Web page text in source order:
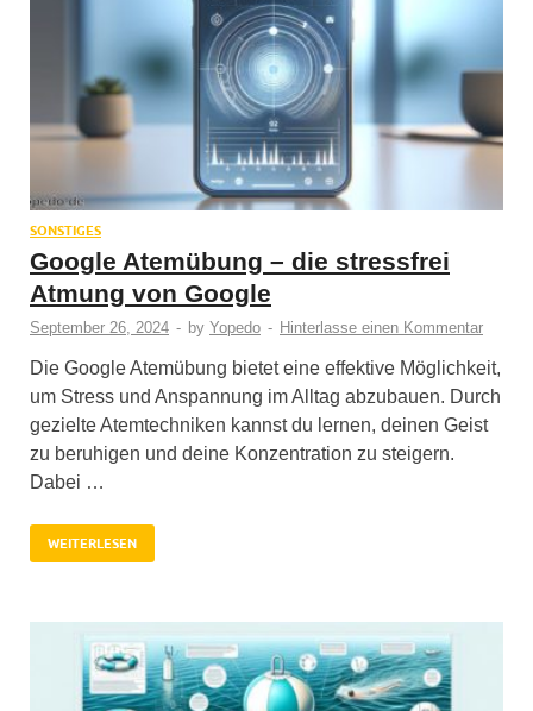
SONSTIGES
Google Atemübung – die stressfrei
Atmung von Google
September 26, 2024 - by Yopedo - Hinterlasse einen Kommentar
Die Google Atemübung bietet eine effektive Möglichkeit,
um Stress und Anspannung im Alltag abzubauen. Durch
gezielte Atemtechniken kannst du lernen, deinen Geist
zu beruhigen und deine Konzentration zu steigern.
Dabei …
WEITERLESEN